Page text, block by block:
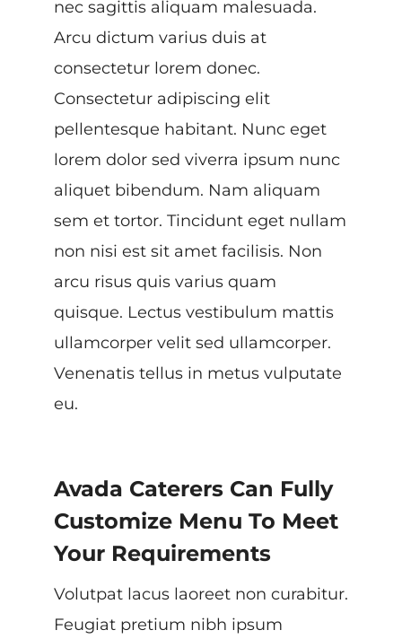
nec sagittis aliquam malesuada.
Arcu dictum varius duis at
consectetur lorem donec.
Consectetur adipiscing elit
pellentesque habitant. Nunc eget
lorem dolor sed viverra ipsum nunc
aliquet bibendum. Nam aliquam
sem et tortor. Tincidunt eget nullam
non nisi est sit amet facilisis. Non
arcu risus quis varius quam
quisque. Lectus vestibulum mattis
ullamcorper velit sed ullamcorper.
Venenatis tellus in metus vulputate
eu.
Avada Caterers Can Fully
Customize Menu To Meet
Your Requirements
Volutpat lacus laoreet non curabitur.
Feugiat pretium nibh ipsum